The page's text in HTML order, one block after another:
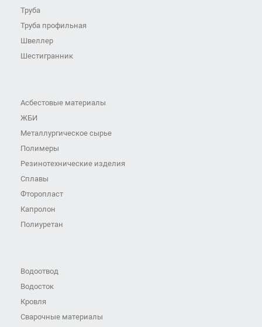
Труба
Труба профильная
Швеллер
Шестигранник
Асбестовые материалы
ЖБИ
Металлургическое сырье
Полимеры
Резинотехнические изделия
Сплавы
Фторопласт
Капролон
Полиуретан
Водоотвод
Водосток
Кровля
Сварочные материалы